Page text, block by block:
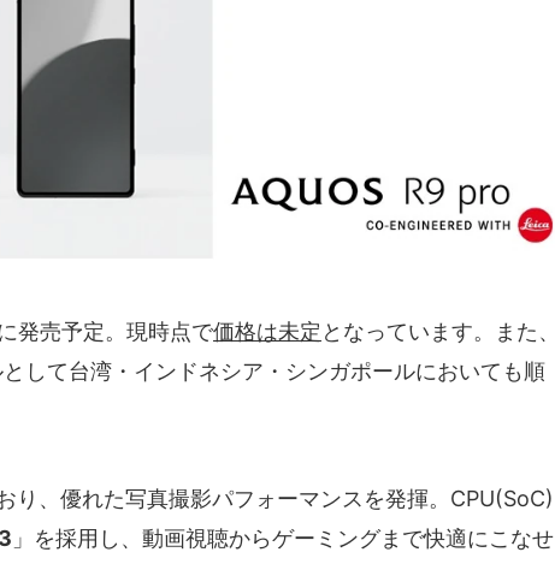
発売予定。現時点で価格は未定 となっています。また、
して台湾・インドネシア・シンガポールにおいても順
り、優れた写真撮影パフォーマンスを発揮。CPU(SoC)
」を採用し、動画視聴からゲーミングまで快適にこなせ